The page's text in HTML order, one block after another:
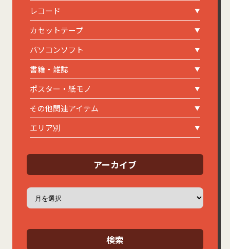
レコード
カセットテープ
パソコンソフト
書籍・雑誌
ポスター・紙モノ
その他関連アイテム
エリア別
アーカイブ
ア
カ
ブ
検索